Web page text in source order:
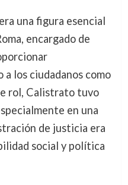
una figura esencial
encargado de
los ciudadanos como
rol, Calistrato tuvo
en una
de justicia era
social y política